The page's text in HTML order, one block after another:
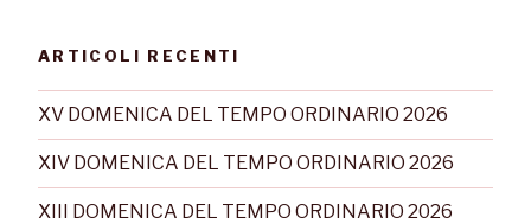
ARTICOLI RECENTI
XV DOMENICA DEL TEMPO ORDINARIO 2026
XIV DOMENICA DEL TEMPO ORDINARIO 2026
XIII DOMENICA DEL TEMPO ORDINARIO 2026